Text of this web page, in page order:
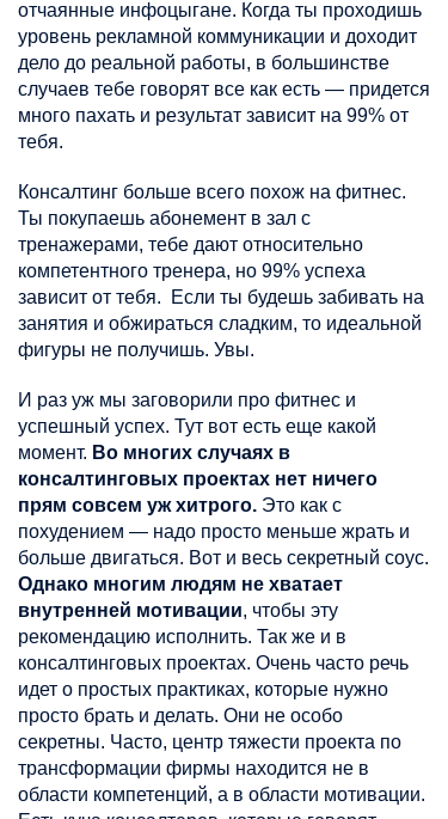
отчаянные инфоцыгане. Когда ты проходишь
уровень рекламной коммуникации и доходит
дело до реальной работы, в большинстве
случаев тебе говорят все как есть — придется
много пахать и результат зависит на 99% от
тебя.
Консалтинг больше всего похож на фитнес.
Ты покупаешь абонемент в зал с
тренажерами, тебе дают относительно
компетентного тренера, но 99% успеха
зависит от тебя. Если ты будешь забивать на
занятия и обжираться сладким, то идеальной
фигуры не получишь. Увы.
И раз уж мы заговорили про фитнес и
успешный успех. Тут вот есть еще какой
момент. Во многих случаях в
консалтинговых проектах нет ничего
прям совсем уж хитрого. Это как с
похудением — надо просто меньше жрать и
больше двигаться. Вот и весь секретный соус.
Однако многим людям не хватает
внутренней мотивации, чтобы эту
рекомендацию исполнить. Так же и в
консалтинговых проектах. Очень часто речь
идет о простых практиках, которые нужно
просто брать и делать. Они не особо
секретны. Часто, центр тяжести проекта по
трансформации фирмы находится не в
области компетенций, а в области мотивации.